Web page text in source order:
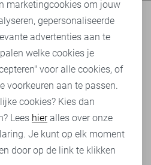
marketingcookies om jouw
gepersonaliseerde
advertenties aan te
welke cookies je
voor alle cookies, of
voorkeuren aan te passen.
cookies? Kies dan
Lees hieralles over onze
Je kunt op elk moment
door op de link te klikken